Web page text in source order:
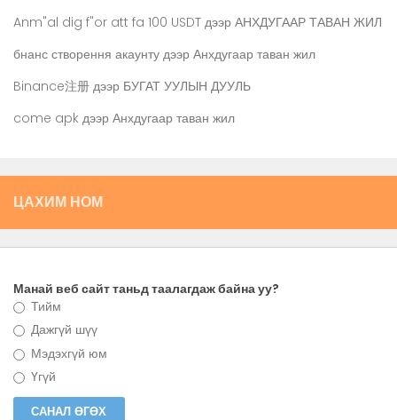
Anm"al dig f"or att fa 100 USDT дээр АНХДУГААР ТАВАН ЖИЛ
бнанс створення акаунту дээр Анхдугаар таван жил
Binance注册 дээр БУГАТ УУЛЫН ДУУЛЬ
come apk дээр Анхдугаар таван жил
ЦАХИМ НОМ
Манай веб сайт таньд таалагдаж байна уу?
Тийм
Дажгүй шүү
Мэдэхгүй юм
Үгүй